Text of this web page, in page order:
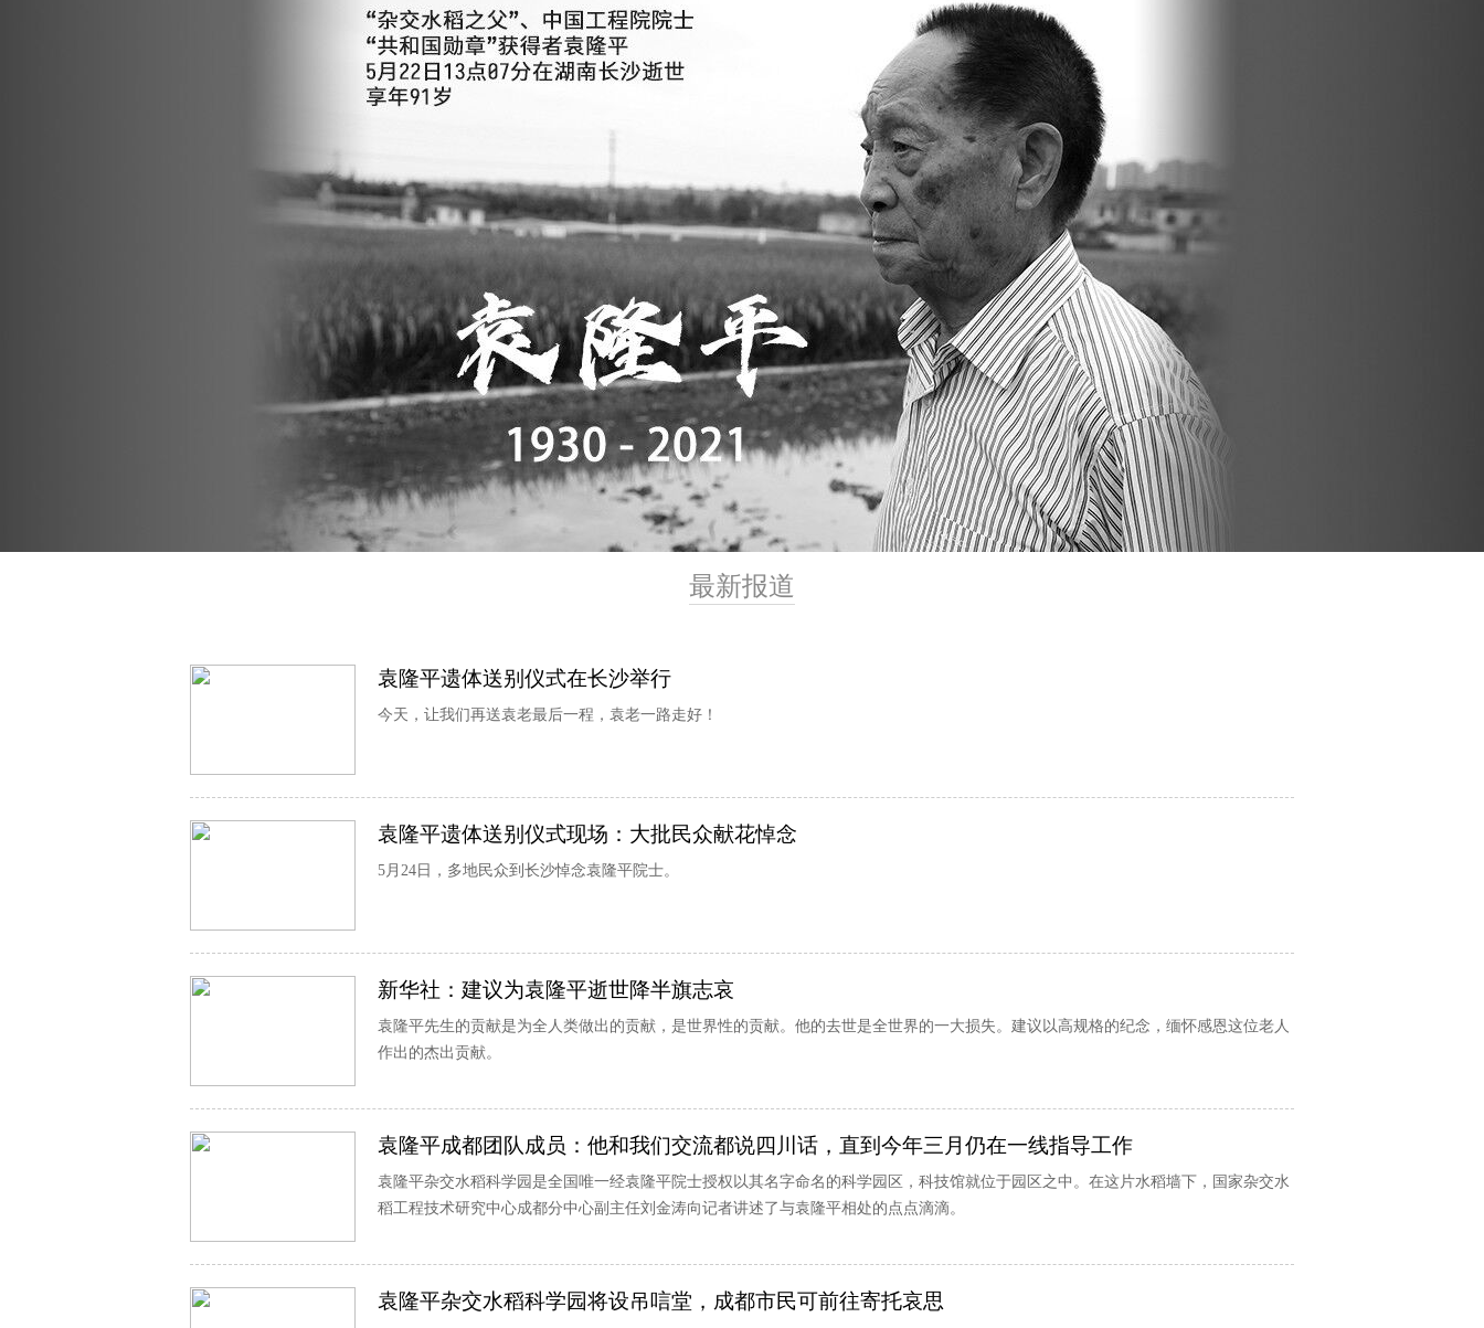
最新报道
袁隆平遗体送别仪式在长沙举行
今天，让我们再送袁老最后一程，袁老一路走好！
袁隆平遗体送别仪式现场：大批民众献花悼念
5月24日，多地民众到长沙悼念袁隆平院士。
新华社：建议为袁隆平逝世降半旗志哀
袁隆平先生的贡献是为全人类做出的贡献，是世界性的贡献。他的去世是全世界的一大损失。建议以高规格的纪念，缅怀感恩这位老人
作出的杰出贡献。
袁隆平成都团队成员：他和我们交流都说四川话，直到今年三月仍在一线指导工作
袁隆平杂交水稻科学园是全国唯一经袁隆平院士授权以其名字命名的科学园区，科技馆就位于园区之中。在这片水稻墙下，国家杂交水
稻工程技术研究中心成都分中心副主任刘金涛向记者讲述了与袁隆平相处的点点滴滴。
袁隆平杂交水稻科学园将设吊唁堂，成都市民可前往寄托哀思